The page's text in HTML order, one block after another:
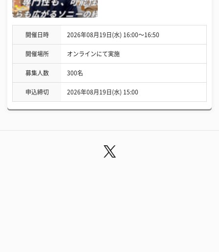
開催日時 2026年08月19日(水) 16:00〜16:50
開催場所 オンラインにて実施
募集人数 300名
申込締切 2026年08月19日(水) 15:00